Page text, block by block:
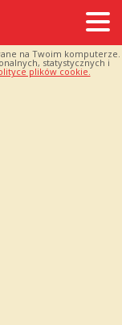
na Twoim komputerze.
statystycznych i
plików cookie.